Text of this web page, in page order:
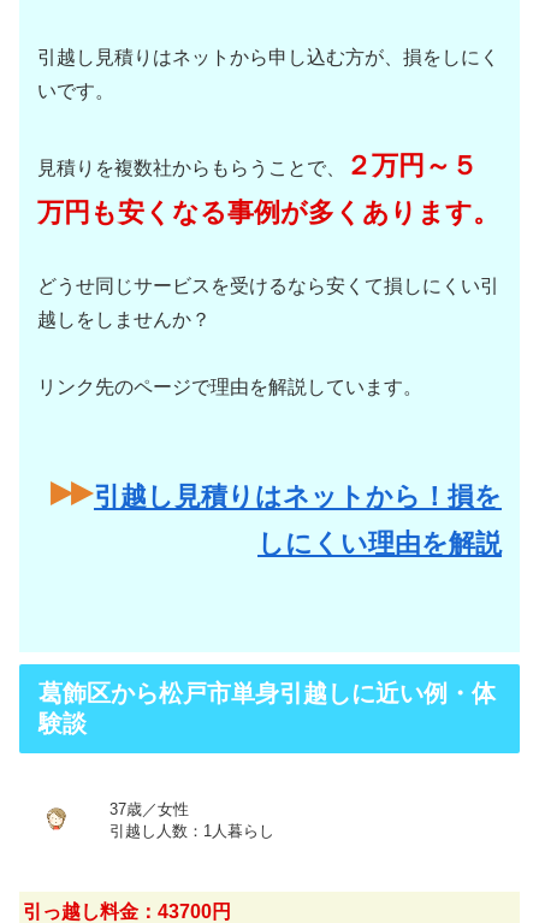
引越し見積りはネットから申し込む方が、損をしにく
いです。
見積りを複数社からもらうことで、
２万円～５
万円も安くなる事例が多くあります。
どうせ同じサービスを受けるなら安くて損しにくい引
越しをしませんか？
リンク先のページで理由を解説しています。
引越し見積りはネットから！損を
しにくい理由を解説
葛飾区から松戸市単身引越しに近い例・体
験談
37歳／女性
引越し人数：1人暮らし
引っ越し料金：43700円